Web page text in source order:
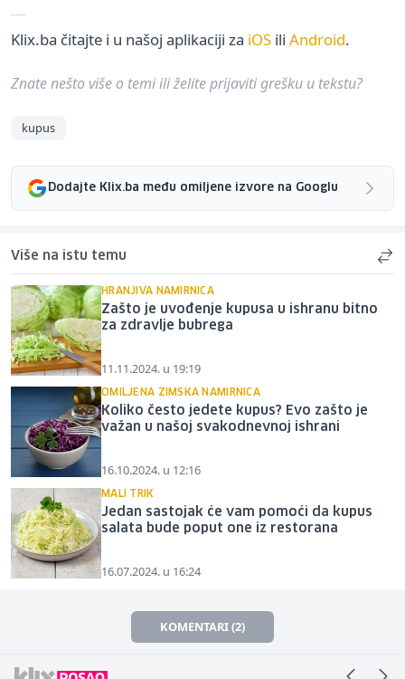
Klix.ba čitajte i u našoj aplikaciji za iOS ili Android.
Znate nešto više o temi ili želite prijaviti grešku u tekstu?
kupus
Dodajte Klix.ba među omiljene izvore na Googlu
Više na istu temu
HRANJIVA NAMIRNICA
Zašto je uvođenje kupusa u ishranu bitno
za zdravlje bubrega
11.11.2024. u 19:19
OMILJENA ZIMSKA NAMIRNICA
Koliko često jedete kupus? Evo zašto je
važan u našoj svakodnevnoj ishrani
16.10.2024. u 12:16
MALI TRIK
Jedan sastojak će vam pomoći da kupus
salata bude poput one iz restorana
16.07.2024. u 16:24
KOMENTARI (2)